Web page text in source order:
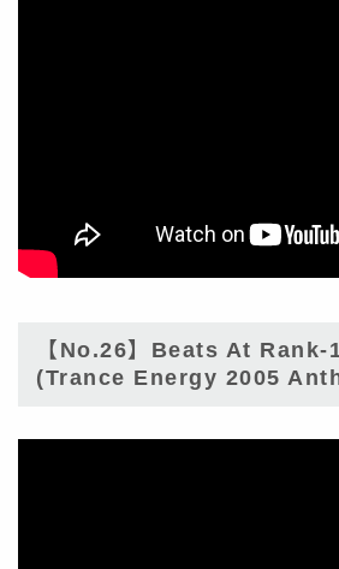
【No.26】Beats At Rank-
(Trance Energy 2005